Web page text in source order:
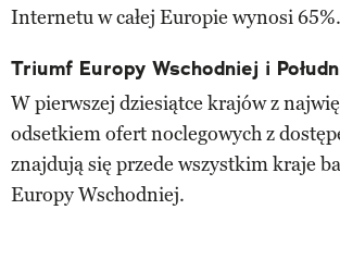
Internetu w całej Europie wynosi 65%.
Triumf Europy Wschodniej i
W pierwszej dziesiątce krajów z
odsetkiem ofert noclegowych z
znajdują się przede wszystkim kraje
Europy Wschodniej.